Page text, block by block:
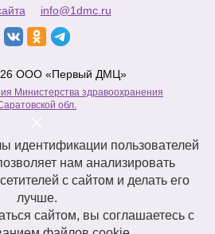
info@1dmc.ru
ООО «Первый ДМЦ»
Министерства здравоохранения
обл.
идентификации пользователей
нам анализировать
с сайтом и делать его
лучше.
сайтом, вы соглашаетесь с